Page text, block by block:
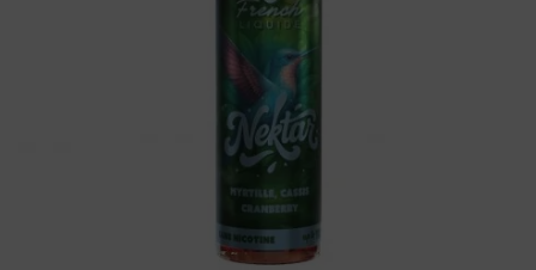
Arômes : myrtille, cassis, cranberry. E-liquide
Nektar Le French Liquide. Disponible en 50